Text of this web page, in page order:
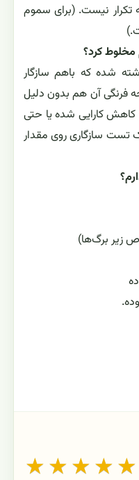
نیست. (برای سموم
شده که باهم سازگار
آن هم بدون ‌دلیل
کارایی شده یا حتی
تست سازگاری روی مقدار
زیر برگ‌ها)
★ ★ ★ ★ ★